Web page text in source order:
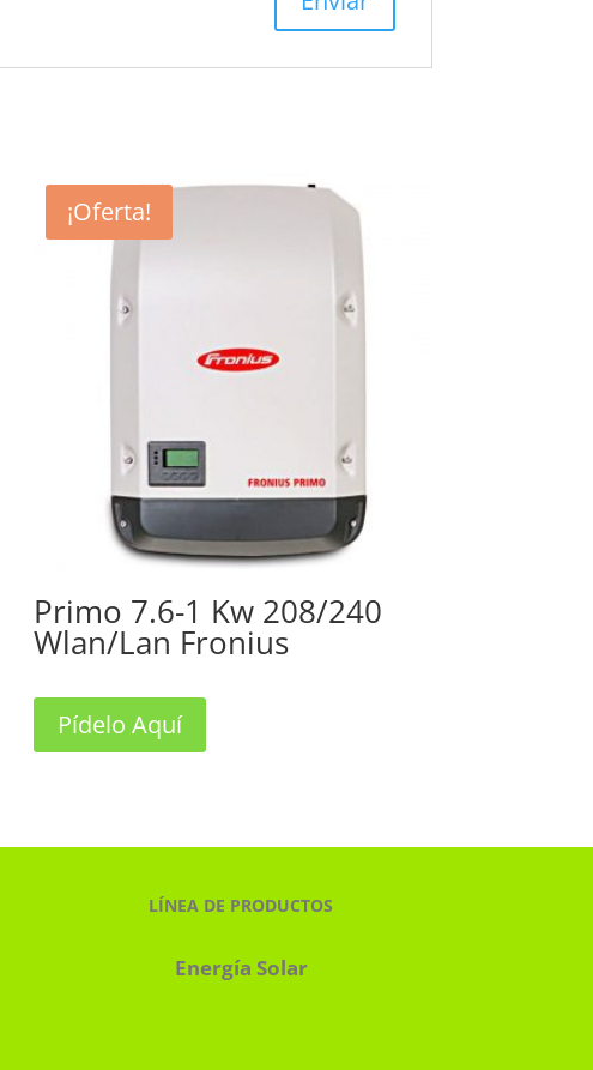
¡Oferta!
Primo 7.6-1 Kw 208/240
Wlan/Lan Fronius
Pídelo Aquí
LÍNEA DE PRODUCTOS
Energía Solar